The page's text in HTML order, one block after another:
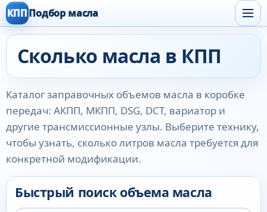
КПППодбор масла
Сколько масла в КПП
Каталог заправочных объемов масла в коробке
передач: АКПП, МКПП, DSG, DCT, вариатор и
другие трансмиссионные узлы. Выберите технику,
чтобы узнать, сколько литров масла требуется для
конкретной модификации.
Быстрый поиск объема масла